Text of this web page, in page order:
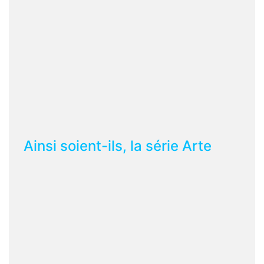
Ainsi soient-ils, la série Arte